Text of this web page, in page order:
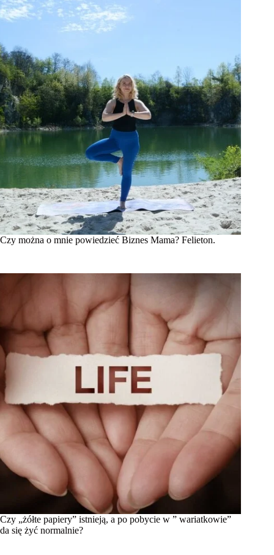
Czy można o mnie powiedzieć Biznes Mama? Felieton.
Czy „żółte papiery” istnieją, a po pobycie w ” wariatkowie”
da się żyć normalnie?